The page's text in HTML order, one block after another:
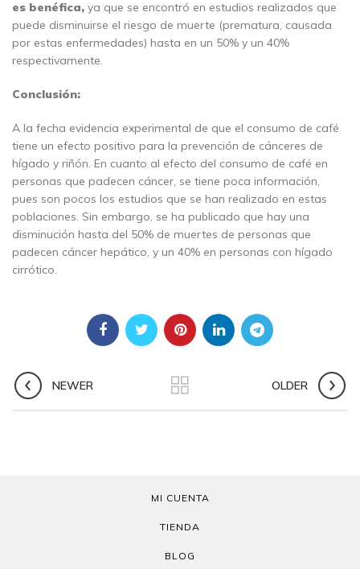
es benéfica, ya que se encontró en estudios realizados que
puede disminuirse el riesgo de muerte (prematura, causada
por estas enfermedades) hasta en un 50% y un 40%
respectivamente.
Conclusión:
A la fecha evidencia experimental de que el consumo de café
tiene un efecto positivo para la prevención de cánceres de
hígado y riñón. En cuanto al efecto del consumo de café en
personas que padecen cáncer, se tiene poca información,
pues son pocos los estudios que se han realizado en estas
poblaciones. Sin embargo, se ha publicado que hay una
disminución hasta del 50% de muertes de personas que
padecen cáncer hepático, y un 40% en personas con hígado
cirrótico.
NEWER OLDER
MI CUENTA
TIENDA
BLOG